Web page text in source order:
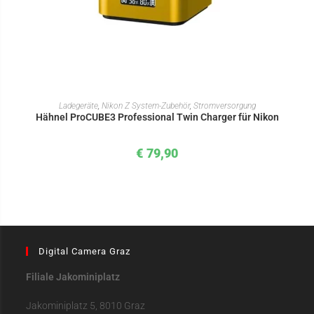
IN DEN WARENKORB
Ladegeräte, Nikon Z System-Zubehör, Stromversorgung
Hähnel ProCUBE3 Professional Twin Charger für Nikon
€ 79,90
Digital Camera Graz
Filiale Jakominiplatz
Jakominiplatz 5, 8010 Graz